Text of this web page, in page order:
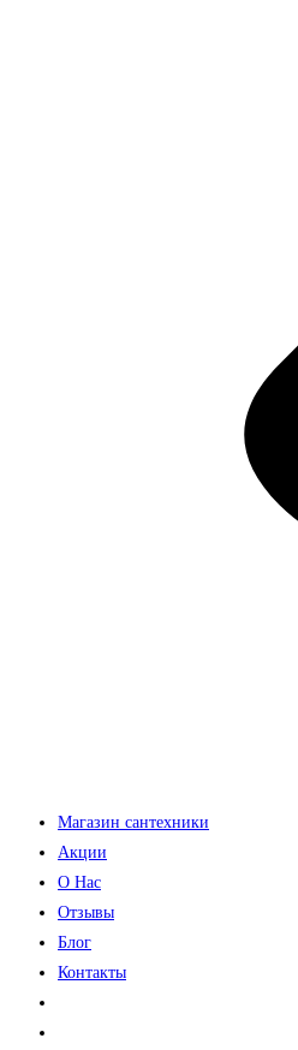
Магазин сантехники
Акции
О Нас
Отзывы
Блог
Контакты